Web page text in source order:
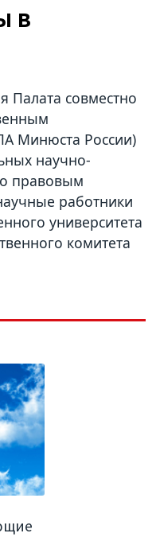
в
Палата совместно
Минюста России)
научно-
правовым
работники
университета
комитета